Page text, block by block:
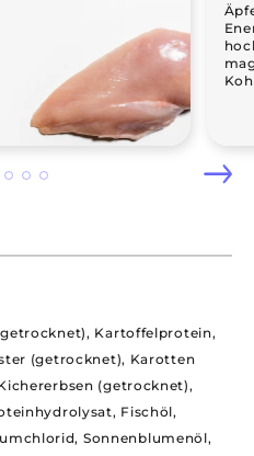
Kartoffelprotein,
(getrocknet), Karotten
(getrocknet),
Fischöl,
Sonnenblumenöl,